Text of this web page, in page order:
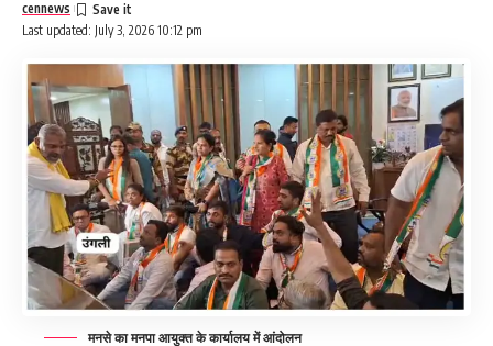
Last updated: July 3, 2026 10:12 pm
cennews
मनसे का मनपा आयुक्त के कार्यालय में आंदोलन